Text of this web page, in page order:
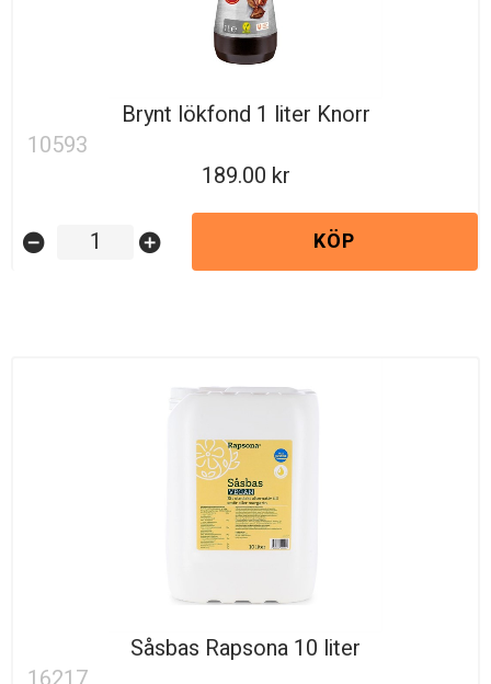
Brynt lökfond 1 liter Knorr
10593
189.00
remove_circle add_circle KÖP
Såsbas Rapsona 10 liter